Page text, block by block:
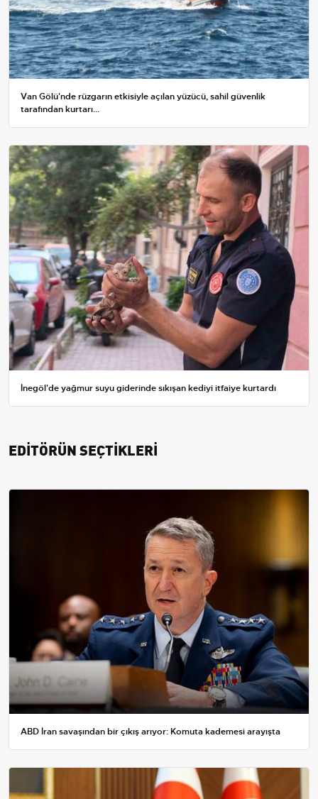
Van Gölü'nde rüzgarın etkisiyle açılan yüzücü, sahil güvenlik
tarafından kurtarı...
İnegöl'de yağmur suyu giderinde sıkışan kediyi itfaiye kurtardı
EDİTÖRÜN SEÇTİKLERİ
ABD İran savaşından bir çıkış arıyor: Komuta kademesi arayışta